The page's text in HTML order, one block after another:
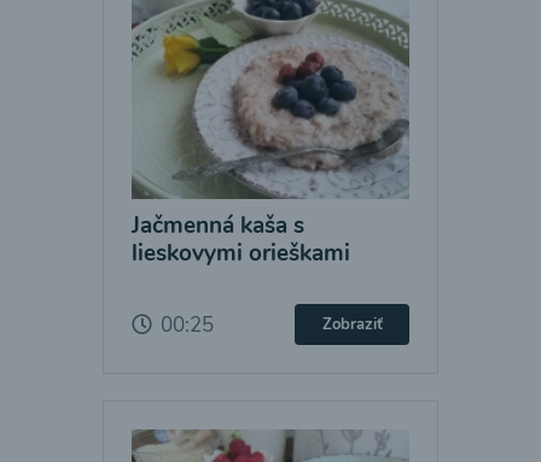
Jačmenná kaša s
lieskovymi orieškami
00:25 Zobraziť